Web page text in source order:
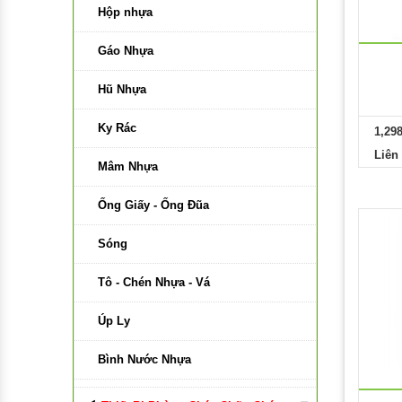
Bảng Di Động Trắng
Bảng Di Động Hai Mặt Xanh
Phụ Kiện Bảng
Bảng Có Bánh Xe
Bảng Di Động Xanh
Bảng Kính Từ
Vật Liệu Làm Bảng
Keo Làm Bảng
Vải Làm Bảng
Gỗ Làm Bảng
Nhựa Làm Bảng
Hộp nhựa
Gáo Nhựa
Hũ Nhựa
Ky Rác
Mâm Nhựa
Ống Giấy - Ống Đũa
Sóng
Tô - Chén Nhựa - Vá
Úp Ly
Bình Nước Nhựa
Lồng Bàn Nhựa
Liên